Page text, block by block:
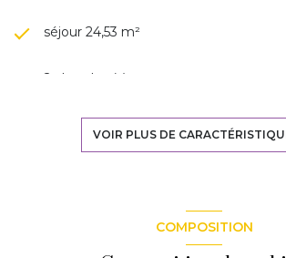
séjour 24,53 m²
2 chambre(s)
VOIR PLUS DE
COMPOSITION